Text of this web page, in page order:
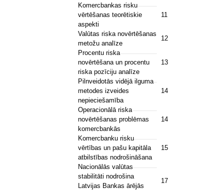
Komercbankas risku
vērtēšanas teorētiskie
aspekti
11
Valūtas riska novērtēšanas
metožu analīze
12
Procentu riska
novērtēšana un procentu
riska pozīciju analīze
13
Pilnveidotās vidējā ilguma
metodes izveides
nepieciešamība
14
Operacionālā riska
novērtēšanas problēmas
komercbankās
14
Komercbanku risku
vērtības un pašu kapitāla
atbilstības nodrošināšana
15
Nacionālās valūtas
stabilitāti nodrošina
Latvijas Bankas ārējās
17